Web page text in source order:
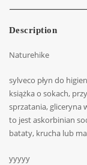
Description
Naturehike
sylveco płyn do
książka o sokach,
sprzatania, gliceryna
to jest askorbinian
bataty, krucha lub
yyyyy